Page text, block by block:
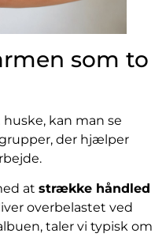
som to
kan man se
der hjælper
at strække håndled
overbelastet ved
taler vi typisk om